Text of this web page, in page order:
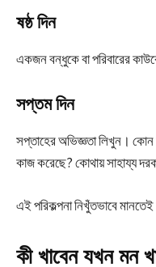
ষষ্ঠ দিন
একজন বন্ধুকে বা পরিবারের
সপ্তম দিন
সপ্তাহের অভিজ্ঞতা লিখুন।
কাজ করেছে? কোথায় সাহায্য
এই পরিকল্পনা নিখুঁতভাবে
কী খাবেন যখন মন